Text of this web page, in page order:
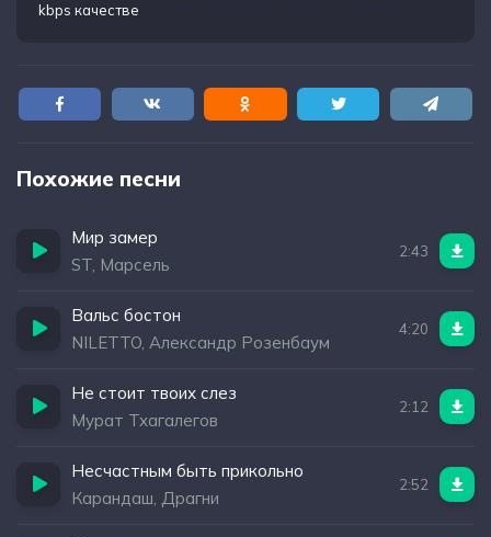
kbps качестве
Похожие песни
Мир замер
ST, Марсель
2:43
Вальс бостон
NILETTO, Александр Розенбаум
4:20
Не стоит твоих слез
Мурат Тхагалегов
2:12
Несчастным быть прикольно
Карандаш, Драгни
2:52